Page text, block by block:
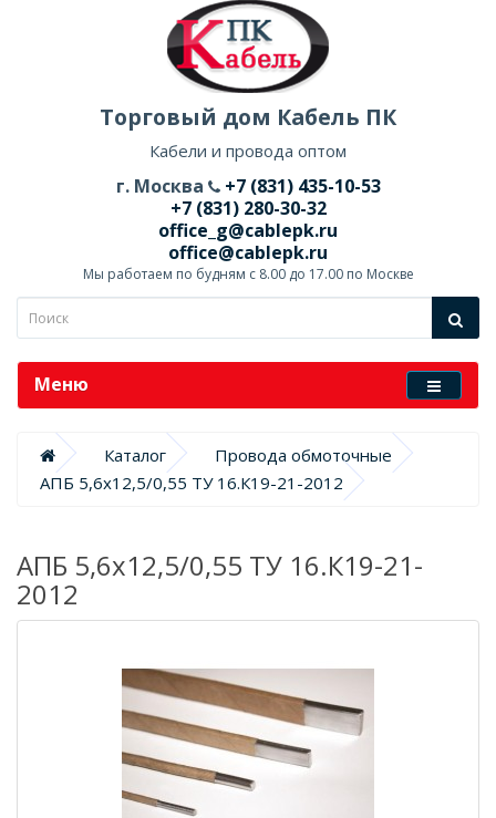
Торговый дом Кабель ПК
Кабели и провода оптом
г. Москва
+7 (831) 435-10-53
+7 (831) 280-30-32
office_g@cablepk.ru
office@cablepk.ru
Мы работаем по будням с 8.00 до 17.00 по Москве
Меню
Каталог
Провода обмоточные
АПБ 5,6х12,5/0,55 ТУ 16.К19-21-2012
АПБ 5,6х12,5/0,55 ТУ 16.К19-21-
2012